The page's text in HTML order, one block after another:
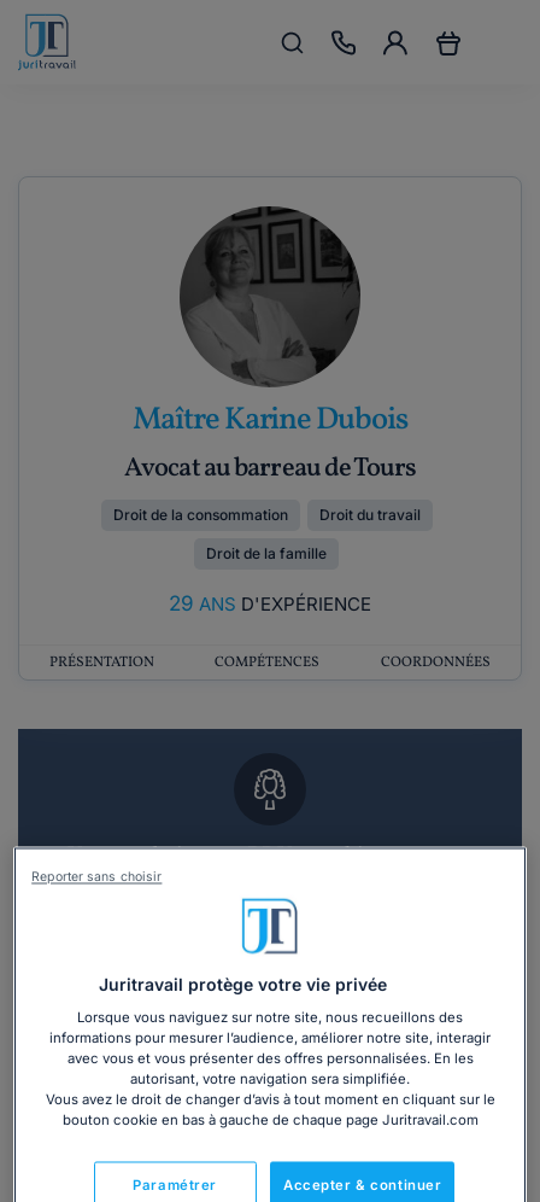
Maître Karine Dubois
Avocat au barreau de Tours
Droit de la consommation Droit du travail
Droit de la famille
29 ANS D'EXPÉRIENCE
PRÉSENTATION COMPÉTENCES COORDONNÉES
Vous souhaitez un RDV en cabinet avec un
Recevoir des devis d'avocats
3 devis en 48h
Vous souhaitez une consultation par
téléphone ?
Juritravail protège votre vie privée
Lorsque vous naviguez sur notre site, nous recueillons des
informations pour mesurer l’audience, améliorer notre site, interagir
avec vous et vous présenter des offres personnalisées. En les
autorisant, votre navigation sera simplifiée.
Vous avez le droit de changer d’avis à tout moment en cliquant sur le
bouton cookie en bas à gauche de chaque page Juritravail.com
Accepter & continuer
Paramétrer
Reporter sans choisir